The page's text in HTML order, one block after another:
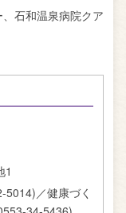
和温泉病院クア
1
／健康づく